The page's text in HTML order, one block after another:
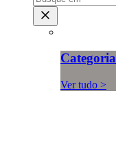
Categoria
Ver tudo >